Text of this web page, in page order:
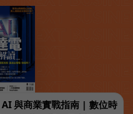
與商業實戰指南 | 數位時